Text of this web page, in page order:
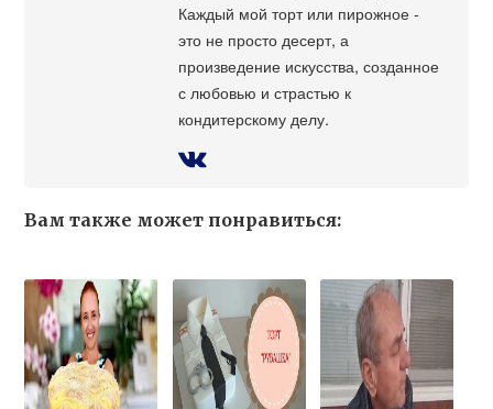
Каждый мой торт или пирожное -
это не просто десерт, а
произведение искусства, созданное
с любовью и страстью к
кондитерскому делу.
Вам также может понравиться: